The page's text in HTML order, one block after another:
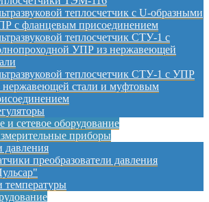
теплосчетчик с U-образными
с фланцевым присоединением
теплосчетчик СТУ-1 с
УПР из нержавеющей
теплосчетчик СТУ-1 с УПР
нержавеющей стали и муфтовым
и сетевое оборудование
приборы
давления
преобразователи давления
температуры